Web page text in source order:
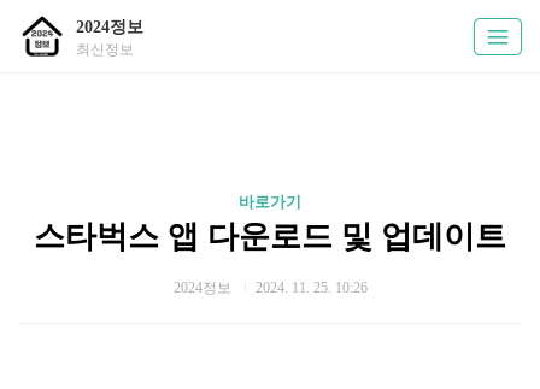
2024정보
최신정보
바로가기
스타벅스 앱 다운로드 및 업데이트
2024정보 2024. 11. 25. 10:26